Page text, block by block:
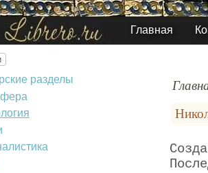
Главная
разделы